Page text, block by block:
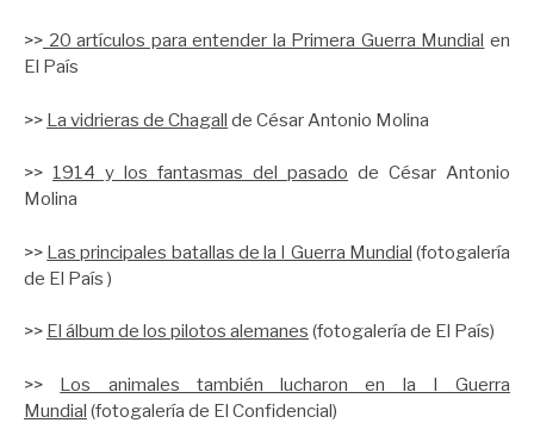
>> 20 artículos para entender la Primera Guerra Mundial en
El País
>> La vidrieras de Chagall de César Antonio Molina
>> 1914 y los fantasmas del pasado de César Antonio
Molina
>> Las principales batallas de la I Guerra Mundial (fotogalería
de El País )
>> El álbum de los pilotos alemanes (fotogalería de El País)
>> Los animales también lucharon en la I Guerra
Mundial (fotogalería de El Confidencial)